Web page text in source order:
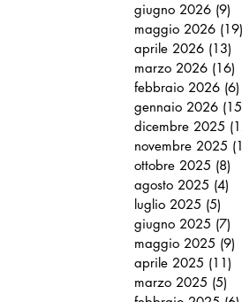
giugno 2026 (9)
maggio 2026 (19)
aprile 2026 (13)
marzo 2026 (16)
febbraio 2026 (6)
gennaio 2026
dicembre 2025
novembre 2025
ottobre 2025 (8)
agosto 2025 (4)
luglio 2025 (5)
giugno 2025 (7)
maggio 2025 (9)
aprile 2025 (11)
marzo 2025 (5)